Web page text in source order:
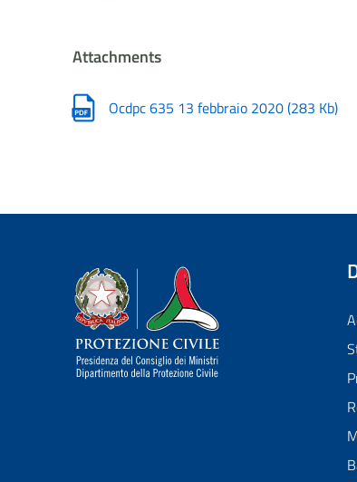
Attachments
Ocdpc 635 13 febbraio 2020(283 Kb)
Dipartimento della Protezione